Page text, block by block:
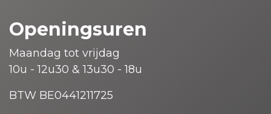
Openingsuren
Maandag tot vrijdag
10u - 12u30 & 13u30 - 18u
BTW BE0441211725